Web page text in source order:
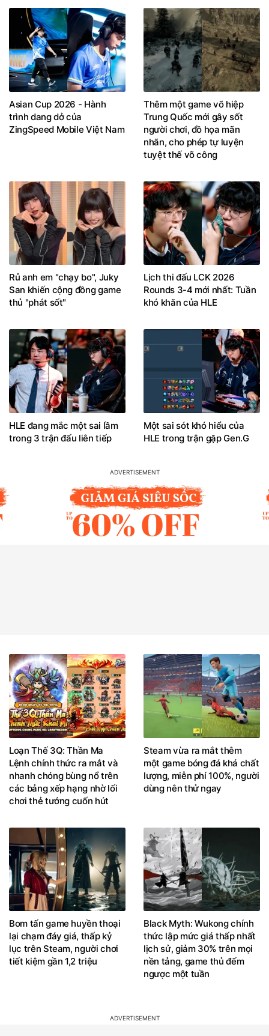
Asian Cup 2026 - Hành
trình dang dở của
ZingSpeed Mobile Việt Nam
Thêm một game võ hiệp
Trung Quốc mới gây sốt
người chơi, đồ họa mãn
nhãn, cho phép tự luyện
tuyệt thế võ công
Rủ anh em "chạy bo", Juky
San khiến cộng đồng game
thủ "phát sốt"
Lịch thi đấu LCK 2026
Rounds 3-4 mới nhất: Tuần
khó khăn của HLE
HLE đang mắc một sai lầm
trong 3 trận đấu liên tiếp
Một sai sót khó hiểu của
HLE trong trận gặp Gen.G
Loạn Thế 3Q: Thần Ma
Lệnh chính thức ra mắt và
nhanh chóng bùng nổ trên
các bảng xếp hạng nhờ lối
chơi thẻ tướng cuốn hút
Steam vừa ra mắt thêm
một game bóng đá khá chất
lượng, miễn phí 100%, người
dùng nên thử ngay
Bom tấn game huyền thoại
lại chạm đáy giá, thấp kỷ
lục trên Steam, người chơi
tiết kiệm gần 1,2 triệu
Black Myth: Wukong chính
thức lập mức giá thấp nhất
lịch sử, giảm 30% trên mọi
nền tảng, game thủ đếm
ngược một tuần